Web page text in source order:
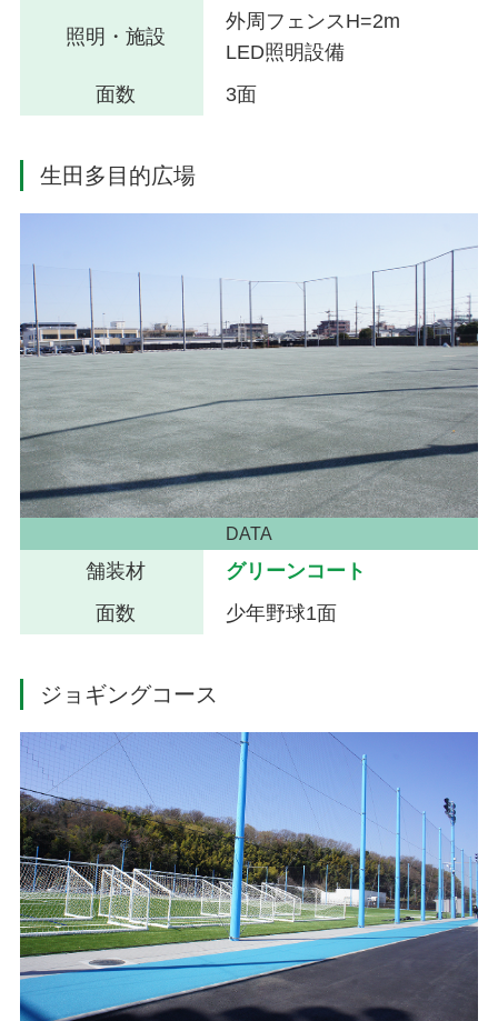
照明・施設
外周フェンスH=2m
LED照明設備
面数
3面
生田多目的広場
DATA
舗装材
グリーンコート
面数
少年野球1面
ジョギングコース